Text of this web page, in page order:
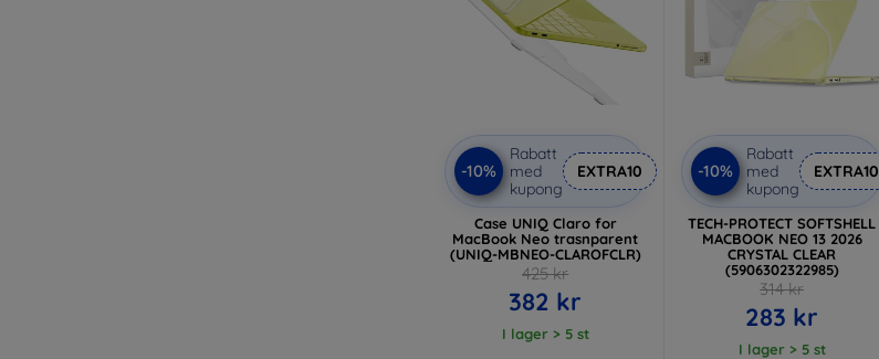
-10%
Rabatt
med
kupong
EXTRA10
Case UNIQ Claro for
MacBook Neo trasnparent
(UNIQ-MBNEO-CLAROFCLR)
425 kr
382 kr
I lager > 5 st
-10%
Rabatt
med
kupong
EXTRA10
TECH-PROTECT SOFTSHELL
MACBOOK NEO 13 2026
CRYSTAL CLEAR
(5906302322985)
314 kr
283 kr
I lager > 5 st